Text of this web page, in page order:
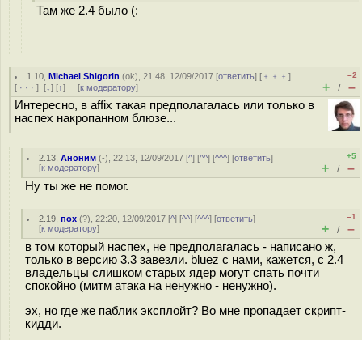
Там же 2.4 было (:
1.10 ,Michael Shigorin (ok), 21:48, 12/09/2017 [ответить] [ ﹢﹢﹢]
[ · · · ] [↓] [↑] [к модератору]
–2
+ / –
Интересно, в affix такая предполагалась или только в
наспех накропанном блюзе...
2.13 ,Аноним (-), 22:13, 12/09/2017 [^] [^^] [^^^] [ответить]
[к модератору]
+5
+ / –
Ну ты же не помог.
2.19 ,пох (?), 22:20, 12/09/2017 [^] [^^] [^^^] [ответить]
[к модератору]
–1
+ / –
в том который наспех, не предполагалась - написано ж,
только в версию 3.3 завезли. bluez с нами, кажется, с 2.4
владельцы слишком старых ядер могут спать почти
спокойно (митм атака на ненужно - ненужно).
эх, но где же паблик эксплойт? Во мне пропадает скрипт-
кидди.